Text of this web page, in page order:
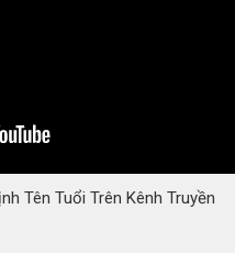
Tên Tuổi Trên Kênh Truyền